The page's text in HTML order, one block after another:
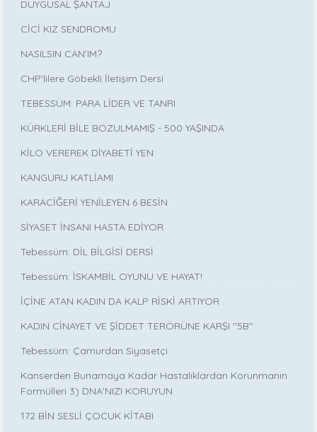
DUYGUSAL ŞANTAJ
CİCİ KIZ SENDROMU
NASILSIN CAN’IM?
CHP'lilere Göbekli İletişim Dersi
TEBESSÜM: PARA LİDER VE TANRI
KÜRKLERİ BİLE BOZULMAMIŞ - 500 YAŞINDA
KİLO VEREREK DİYABETİ YEN
KANGURU KATLİAMI
KARACİĞERİ YENİLEYEN 6 BESİN
SİYASET İNSANI HASTA EDİYOR
Tebessüm: DİL BİLGİSİ DERSİ
Tebessüm: İSKAMBİL OYUNU VE HAYAT!
İÇİNE ATAN KADIN DA KALP RİSKİ ARTIYOR
KADIN CİNAYET VE ŞİDDET TERÖRÜNE KARŞI ''5B''
Tebessüm: Çamurdan Siyasetçi
Kanserden Bunamaya Kadar Hastalıklardan Korunmanın
Formülleri 3) DNA'NIZI KORUYUN
172 BİN SESLİ ÇOCUK KİTABI